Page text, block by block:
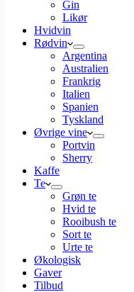
Gin
Likør
Hvidvin
Rødvin
Argentina
Australien
Frankrig
Italien
Spanien
Tyskland
Øvrige vine
Portvin
Sherry
Kaffe
Te
Grøn te
Hvid te
Rooibush te
Sort te
Urte te
Økologisk
Gaver
Tilbud